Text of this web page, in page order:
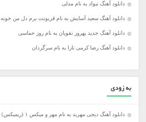
دانلود آهنگ نیواد به نام مدلی
دانلود آهنگ سعید آسایش به نام قربونت برم دل من خونه
دانلود آهنگ جدید بهروز نقویان به نام روز حماسی
دانلود آهنگ رضا کرمی تارا به نام سرگردان
به زودی
دانلود آهنگ دیجی مهربد به نام مهر و میکس ۱ (ریمیکس)